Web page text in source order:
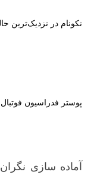
نکونام در نزدیک‌ترین
پوستر فدراسیون
آماده سازی